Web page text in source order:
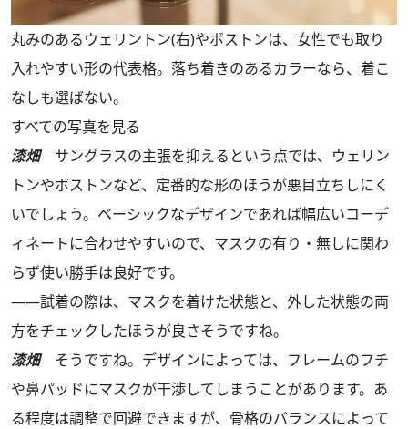
丸みのあるウェリントン(右)やボストンは、女性でも取り
入れやすい形の代表格。落ち着きのあるカラーなら、着こ
なしも選ばない。
すべての写真を見る
漆畑サングラスの主張を抑えるという点では、ウェリン
トンやボストンなど、定番的な形のほうが悪目立ちしにく
いでしょう。ベーシックなデザインであれば幅広いコーデ
ィネートに合わせやすいので、マスクの有り・無しに関わ
らず使い勝手は良好です。
――試着の際は、マスクを着けた状態と、外した状態の両
方をチェックしたほうが良さそうですね。
漆畑そうですね。デザインによっては、フレームのフチ
や鼻パッドにマスクが干渉してしまうことがあります。あ
る程度は調整で回避できますが、骨格のバランスによって